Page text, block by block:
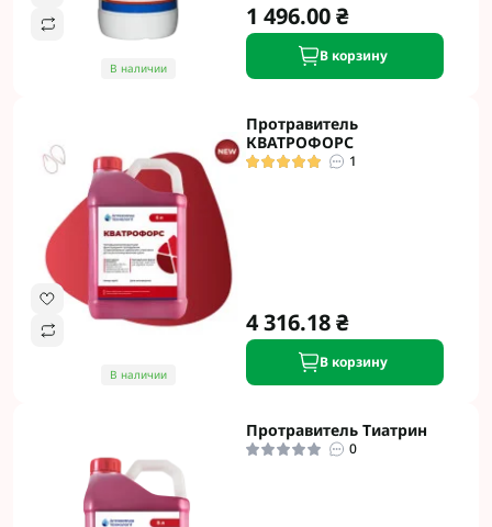
В наличии
1 496.00 ₴
В корзину
В наличии
Протравитель
КВАТРОФОРС
1
4 316.18 ₴
В корзину
Протравитель Тиатрин
0